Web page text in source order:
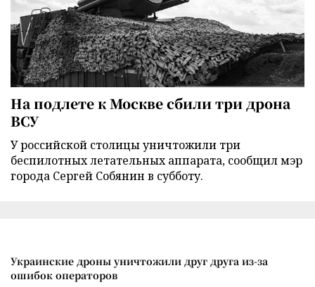
На подлете к Москве сбили три дрона
ВСУ
У российской столицы уничтожили три
беспилотных летательных аппарата, сообщил мэр
города Сергей Собянин в субботу.
Украинские дроны уничтожили друг друга из-за
ошибок операторов